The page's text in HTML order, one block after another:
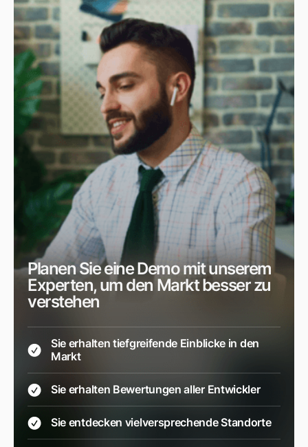
Planen Sie eine Demo mit unserem
Experten, um den Markt besser zu
verstehen
Sie erhalten tiefgreifende Einblicke in den
Markt
Sie erhalten Bewertungen aller Entwickler
Sie entdecken vielversprechende Standorte